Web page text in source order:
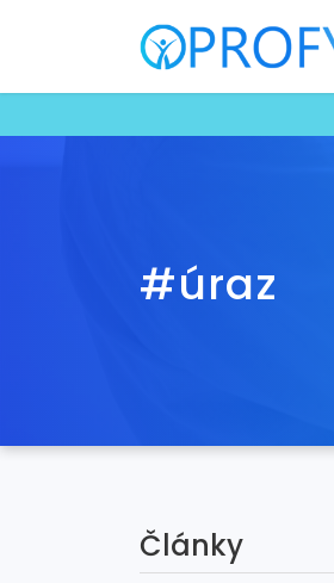
#úraz
Články